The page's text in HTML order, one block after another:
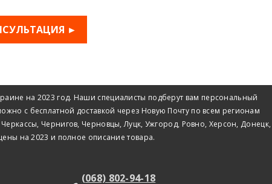
►
на 2023 год. Наши специалисты подберут вам персональный
с бесплатной доставкой через Новую Почту по всем регионам
Чернигов, Черновцы, Луцк, Ужгород, Ровно, Херсон, Донецк,
на 2023 и полное описание товара.
(068) 802-94-18